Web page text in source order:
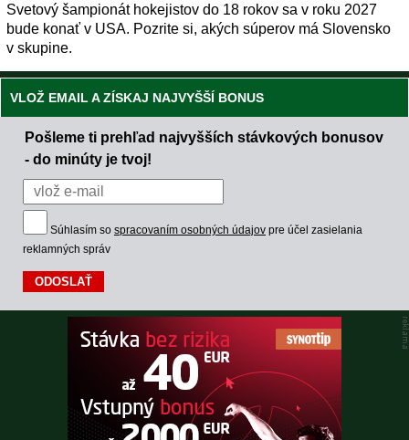
Svetový šampionát hokejistov do 18 rokov sa v roku 2027
bude konať v USA. Pozrite si, akých súperov má Slovensko
v skupine.
VLOŽ EMAIL A ZÍSKAJ NAJVYŠŠÍ BONUS
Pošleme ti prehľad najvyšších stávkových bonusov
- do minúty je tvoj!
Súhlasím so spracovaním osobných údajov pre účel zasielania
reklamných správ